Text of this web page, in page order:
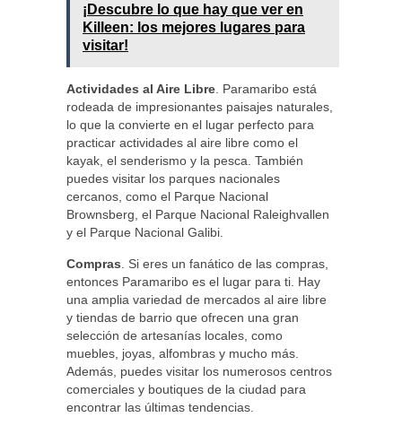
¡Descubre lo que hay que ver en
Killeen: los mejores lugares para
visitar!
Actividades al Aire Libre . Paramaribo está
rodeada de impresionantes paisajes naturales,
lo que la convierte en el lugar perfecto para
practicar actividades al aire libre como el
kayak, el senderismo y la pesca. También
puedes visitar los parques nacionales
cercanos, como el Parque Nacional
Brownsberg, el Parque Nacional Raleighvallen
y el Parque Nacional Galibi.
Compras . Si eres un fanático de las compras,
entonces Paramaribo es el lugar para ti. Hay
una amplia variedad de mercados al aire libre
y tiendas de barrio que ofrecen una gran
selección de artesanías locales, como
muebles, joyas, alfombras y mucho más.
Además, puedes visitar los numerosos centros
comerciales y boutiques de la ciudad para
encontrar las últimas tendencias.